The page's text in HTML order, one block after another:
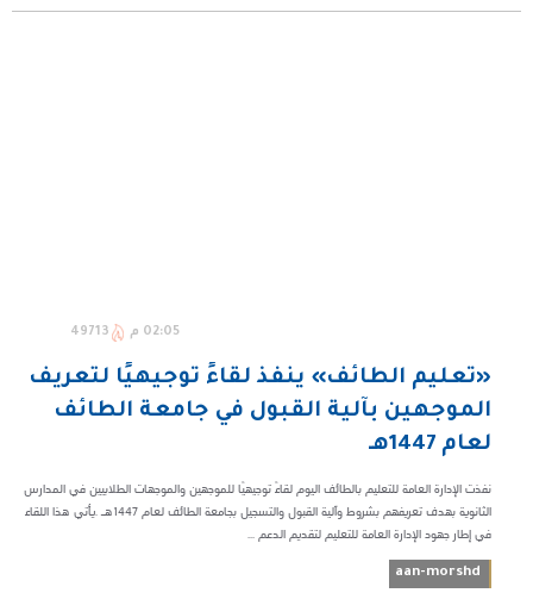
02:05 م 49713
«تعليم الطائف» ينفذ لقاءً توجيهيًا لتعريف
الموجهين بآلية القبول في جامعة الطائف
لعام 1447هـ
نفذت الإدارة العامة للتعليم بالطائف اليوم لقاءً توجيهيًا للموجهين والموجهات الطلابيين في المدارس
الثانوية بهدف تعريفهم بشروط وآلية القبول والتسجيل بجامعة الطائف لعام 1447هـ .يأتي هذا اللقاء
في إطار جهود الإدارة العامة للتعليم لتقديم الدعم ...
aan-morshd